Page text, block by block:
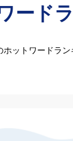
ード
ホットワードラ